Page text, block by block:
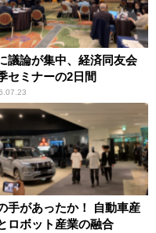
議論が集中、経済同友会
セミナーの2日間
手があったか！ 自動車産
ロボット産業の融合